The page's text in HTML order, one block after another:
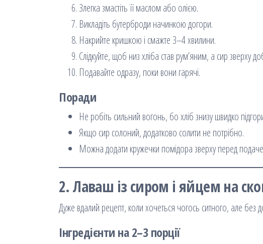
Злегка змастіть її маслом або олією.
Викладіть бутерброди начинкою догори.
Накрийте кришкою і смажте 3–4 хвилини.
Слідкуйте, щоб низ хліба став рум’яним, а сир зверху
Подавайте одразу, поки вони гарячі.
Поради
Не робіть сильний вогонь, бо хліб знизу швидко
Якщо сир солоний, додатково солити не потрібно.
Можна додати кружечки помідора зверху перед
2. Лаваш із сиром і яйцем на
Дуже вдалий рецепт, коли хочеться чогось ситного, але без
Інгредієнти на 2–3 порції